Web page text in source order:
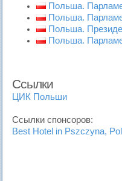
Польша.
Польша.
Польша.
Польша.
Ссылки
ЦИК Польши
Ссылки спонсоров:
Best Hotel in Pszczyna,